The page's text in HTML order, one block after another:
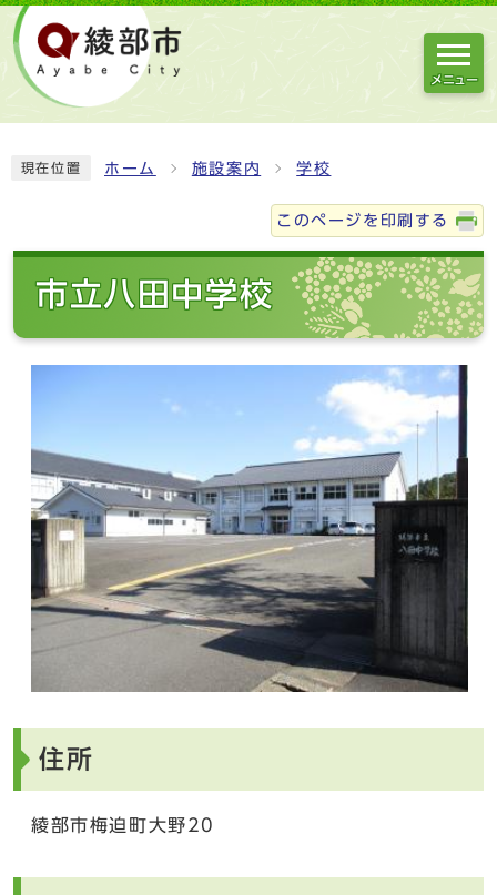
メニュー
現在位置 ホーム 施設案内 学校
このページを印刷する
市立八田中学校
住所
綾部市梅迫町大野20